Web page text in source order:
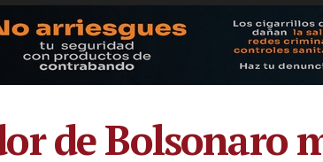
de Bolsonaro